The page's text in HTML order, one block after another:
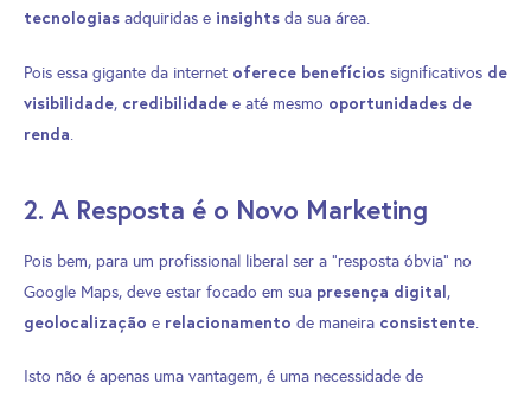
tecnologias adquiridas e insights da sua área.
Pois essa gigante da internet oferece benefícios significativos de
visibilidade, credibilidade e até mesmo oportunidades de
renda.
2. A Resposta é o Novo Marketing
Pois bem, para um profissional liberal ser a “resposta óbvia” no
Google Maps, deve estar focado em sua presença digital,
geolocalização e relacionamento de maneira consistente.
Isto não é apenas uma vantagem, é uma necessidade de